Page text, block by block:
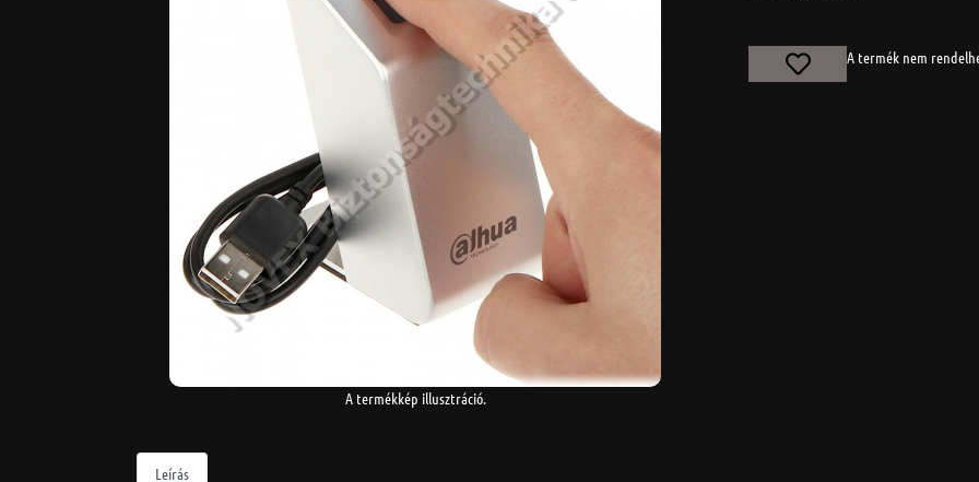
A termékkép illusztráció.
A termék nem
Leírás